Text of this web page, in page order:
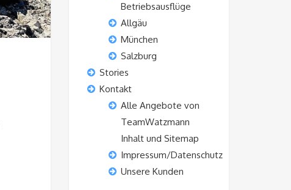
Betriebsausflüge
Allgäu
München
Salzburg
Stories
Kontakt
Alle Angebote von
TeamWatzmann
Inhalt und Sitemap
Impressum/Datenschutz
Unsere Kunden